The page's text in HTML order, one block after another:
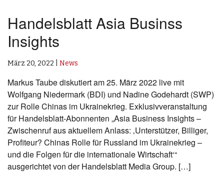
Handelsblatt Asia Businss
Insights
März 20, 2022 News
Markus Taube diskutiert am 25. März 2022 live mit
Wolfgang Niedermark (BDI) und Nadine Godehardt (SWP)
zur Rolle Chinas im Ukrainekrieg. Exklusivveranstaltung
für Handelsblatt-Abonnenten „Asia Business Insights –
Zwischenruf aus aktuellem Anlass: ‚Unterstützer, Billiger,
Profiteur? Chinas Rolle für Russland im Ukrainekrieg –
und die Folgen für die internationale Wirtschaft‘“
ausgerichtet von der Handelsblatt Media Group. […]